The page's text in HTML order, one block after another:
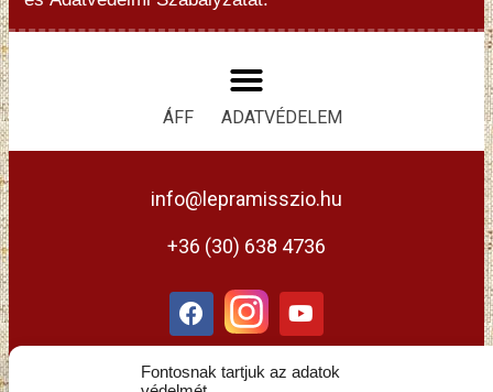
Fontosnak tartjuk az adatok
ÁFF ADATVÉDELEM
info@lepramisszio.hu
+36 (30) 638 4736